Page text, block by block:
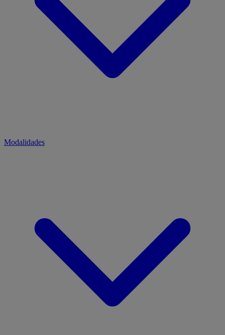
Modalidades